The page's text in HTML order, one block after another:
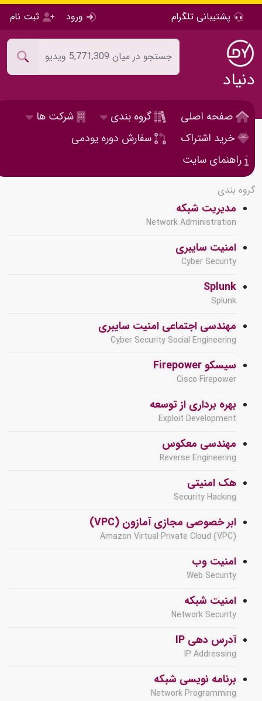
پشتیبانی تلگرام ورود ثبت نام
دنیاد
صفحه اصلی گروه بندی
شرکت ها
خرید اشتراک
سفارش دوره یودمی
راهنمای سایت
گروه بندی
مدیریت شبکه
Network Administration
امنیت سایبری
Cyber Security
Splunk
Splunk
مهندسی اجتماعی امنیت سایبری
Cyber Security Social Engineering
سیسکو Firepower
Cisco Firepower
بهره برداری از توسعه
Exploit Development
مهندسی معکوس
Reverse Engineering
هک امنیتی
Security Hacking
ابر خصوصی مجازی آمازون (VPC)
Amazon Virtual Private Cloud (VPC)
امنیت وب
Web Security
امنیت شبکه
Network Security
آدرس دهی IP
IP Addressing
برنامه نویسی شبکه
Network Programming